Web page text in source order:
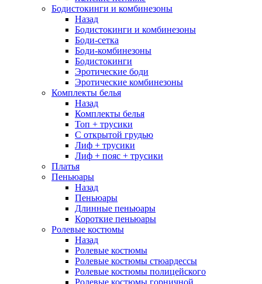
Бодистокинги и комбинезоны
Назад
Бодистокинги и комбинезоны
Боди-сетка
Боди-комбинезоны
Бодистокинги
Эротические боди
Эротические комбинезоны
Комплекты белья
Назад
Комплекты белья
Топ + трусики
С открытой грудью
Лиф + трусики
Лиф + пояс + трусики
Платья
Пеньюары
Назад
Пеньюары
Длинные пеньюары
Короткие пеньюары
Ролевые костюмы
Назад
Ролевые костюмы
Ролевые костюмы стюардессы
Ролевые костюмы полицейского
Ролевые костюмы горничной